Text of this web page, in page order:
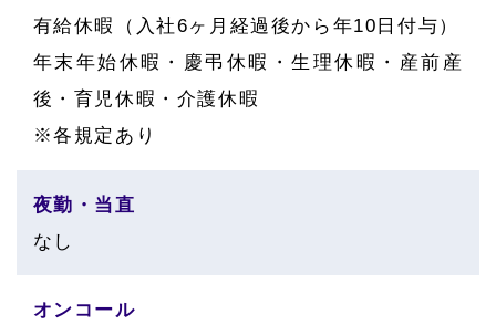
有給休暇（入社6ヶ月経過後から年10日付与）
年末年始休暇・慶弔休暇・生理休暇・産前産
後・育児休暇・介護休暇
※各規定あり
夜勤・当直
なし
オンコール